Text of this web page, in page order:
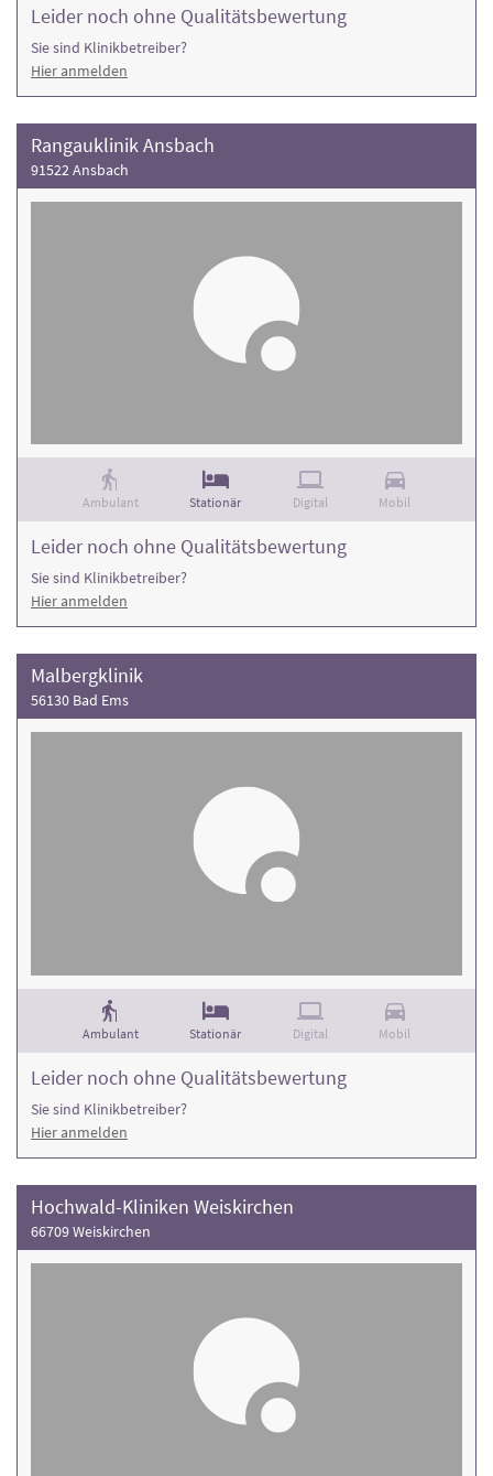
Leider noch ohne Qualitätsbewertung
Sie sind Klinikbetreiber?
Hier anmelden
Rangauklinik Ansbach
91522 Ansbach
Ambulant Stationär Digital Mobil
Leider noch ohne Qualitätsbewertung
Sie sind Klinikbetreiber?
Hier anmelden
Malbergklinik
56130 Bad Ems
Ambulant Stationär Digital Mobil
Leider noch ohne Qualitätsbewertung
Sie sind Klinikbetreiber?
Hier anmelden
Hochwald-Kliniken Weiskirchen
66709 Weiskirchen